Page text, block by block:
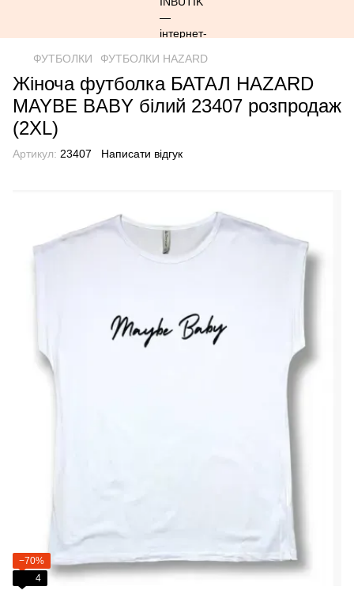
ФУТБОЛКИ ФУТБОЛКИ HAZARD
Жіноча футболка БАТАЛ HAZARD
MAYBE BABY білий 23407 розпродаж
(2XL)
Артикул: 23407 Написати відгук
−70%
4